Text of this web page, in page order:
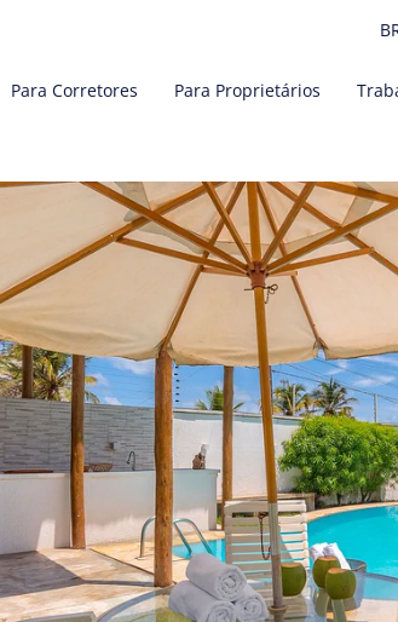
Para Corretores Para Proprietários